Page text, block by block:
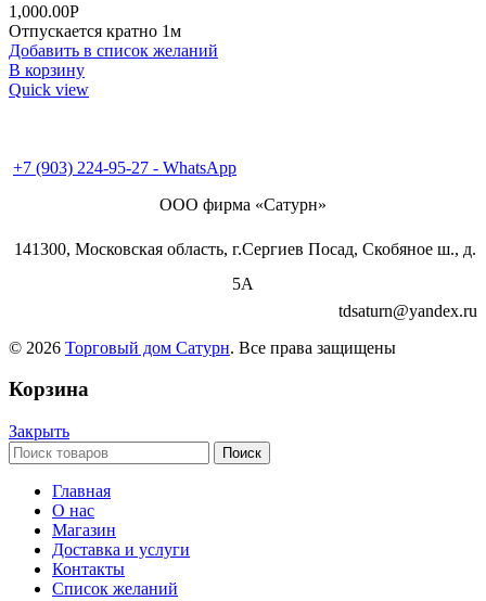
1,000.00Р
Отпускается кратно 1м
Добавить в список желаний
В корзину
Quick view
+7 (903) 224-95-27 - WhatsApp
ООО фирма «Сатурн»
141300, Московская область, г.Сергиев Посад, Скобяное ш., д.
5А
tdsaturn@yandex.ru
© 2026 Торговый дом Сатурн. Все права защищены
Корзина
Закрыть
Поиск
Главная
О нас
Магазин
Доставка и услуги
Контакты
Список желаний